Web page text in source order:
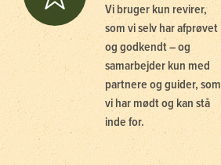
Vi bruger kun revirer,
som vi selv har afprøvet
og godkendt – og
samarbejder kun med
partnere og guider, som
vi har mødt og kan stå
inde for.